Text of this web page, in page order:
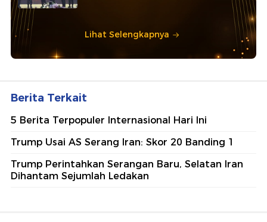
Lihat Selengkapnya
Berita Terkait
5 Berita Terpopuler Internasional Hari Ini
Trump Usai AS Serang Iran: Skor 20 Banding 1
Trump Perintahkan Serangan Baru, Selatan Iran
Dihantam Sejumlah Ledakan